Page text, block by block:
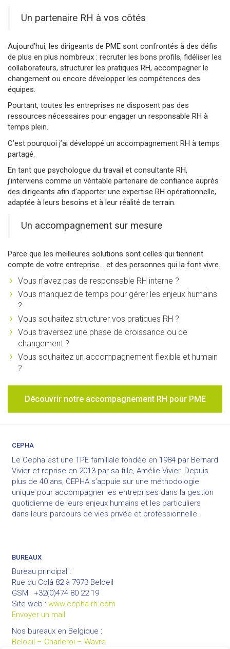
Un partenaire RH à vos côtés
Aujourd’hui, les dirigeants de PME sont confrontés à des défis
de plus en plus nombreux : recruter les bons profils, fidéliser les
collaborateurs, structurer les pratiques RH, accompagner le
changement ou encore développer les compétences des
équipes.
Pourtant, toutes les entreprises ne disposent pas des
ressources nécessaires pour engager un responsable RH à
temps plein.
C’est pourquoi j’ai développé un accompagnement RH à temps
partagé.
En tant que psychologue du travail et consultante RH,
j’interviens comme un véritable partenaire de confiance auprès
des dirigeants afin d’apporter une expertise RH opérationnelle,
adaptée à leurs besoins et à leur réalité de terrain.
Un accompagnement sur mesure
Parce que les meilleures solutions sont celles qui tiennent
compte de votre entreprise… et des personnes qui la font vivre.
Vous n’avez pas de responsable RH interne ?
Vous manquez de temps pour gérer les enjeux humains
?
Vous souhaitez structurer vos pratiques RH ?
Vous traversez une phase de croissance ou de
changement ?
Vous souhaitez un accompagnement flexible et humain
?
Découvrir notre accompagnement RH pour PME
CEPHA
Le Cepha est une TPE familiale fondée en 1984 par Bernard
Vivier et reprise en 2013 par sa fille, Amélie Vivier. Depuis
plus de 40 ans, CEPHA s’appuie sur une méthodologie
unique pour accompagner les entreprises dans la gestion
quotidienne de leurs enjeux humains et les particuliers
dans leurs parcours de vies privée et professionnelle.
BUREAUX
Bureau principal :
Rue du Colâ 82 à 7973 Beloeil
GSM : +32(0)474 80 22 19
Site web : www.cepha-rh.com
Envoyer un mail
Nos bureaux en Belgique :
Beloeil – Charleroi – Wavre